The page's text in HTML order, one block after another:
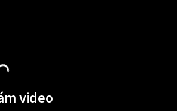
video